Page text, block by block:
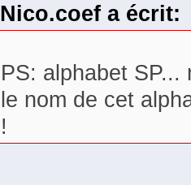
Nico.coef a écrit:
PS: alphabet SP...
le nom de cet
!